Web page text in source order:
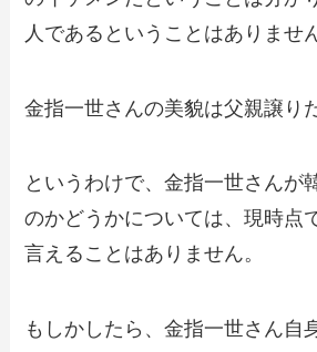
人であるということはありませ
金指一世さんの美貌は父親譲り
というわけで、金指一世さんが
のかどうかについては、現時点
言えることはありません。
もしかしたら、金指一世さん自